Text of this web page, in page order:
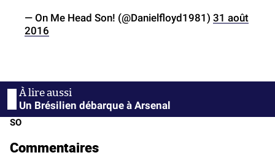
— On Me Head Son! (@Danielfloyd1981) 31 août
2016
Un Brésilien débarque à Arsenal
SO
Commentaires